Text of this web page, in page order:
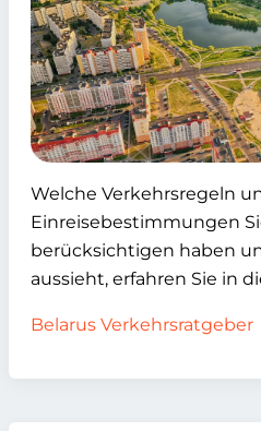
Welche Verkehrsregeln
Einreisebestimmungen
berücksichtigen haben
aussieht, erfahren Sie in
Belarus Verkehrsratgeber